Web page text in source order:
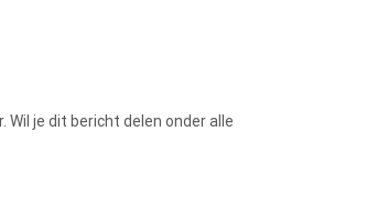
je dit bericht delen onder alle